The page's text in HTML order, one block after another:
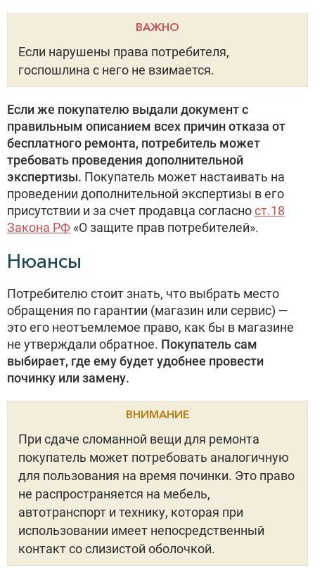
ВАЖНО
Если нарушены права потребителя,
госпошлина с него не взимается.
Если же покупателю выдали документ с
правильным описанием всех причин отказа от
бесплатного ремонта, потребитель может
требовать проведения дополнительной
экспертизы. Покупатель может настаивать на
проведении дополнительной экспертизы в его
присутствии и за счет продавца согласност.18
Закона РФ «О защите прав потребителей».
Нюансы
Потребителю стоит знать, что выбрать место
обращения по гарантии (магазин или сервис) —
это его неотъемлемое право, как бы в магазине
не утверждали обратное. Покупатель сам
выбирает, где ему будет удобнее провести
починку или замену.
ВНИМАНИЕ
При сдаче сломанной вещи для ремонта
покупатель может потребовать аналогичную
для пользования на время починки. Это право
не распространяется на мебель,
автотранспорт и технику, которая при
использовании имеет непосредственный
контакт со слизистой оболочкой.